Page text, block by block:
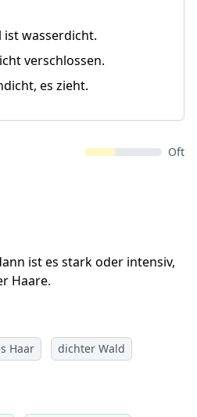
ist wasserdicht.
verschlossen.
es zieht.
Oft
ist es stark oder intensiv,
Haare.
Haar dichter Wald